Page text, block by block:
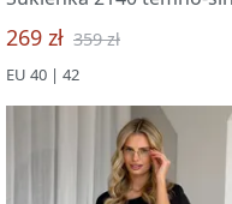
269 zł 359 zł
EU 40 | 42